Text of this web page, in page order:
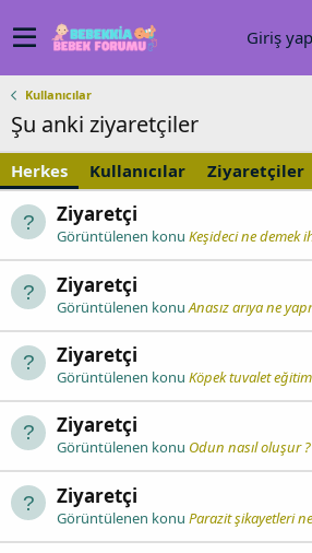
Giriş yap
Kullanıcılar
Şu anki ziyaretçiler
Herkes Kullanıcılar Ziyaretçiler
Ziyaretçi
Görüntülenen konu Keşideci ne demek
Ziyaretçi
Görüntülenen konuAnasız arıya ne
Ziyaretçi
Görüntülenen konu Köpek tuvalet
Ziyaretçi
Görüntülenen konu Odun nasıl oluşur ?
Ziyaretçi
Görüntülenen konu Parazit şikayetleri